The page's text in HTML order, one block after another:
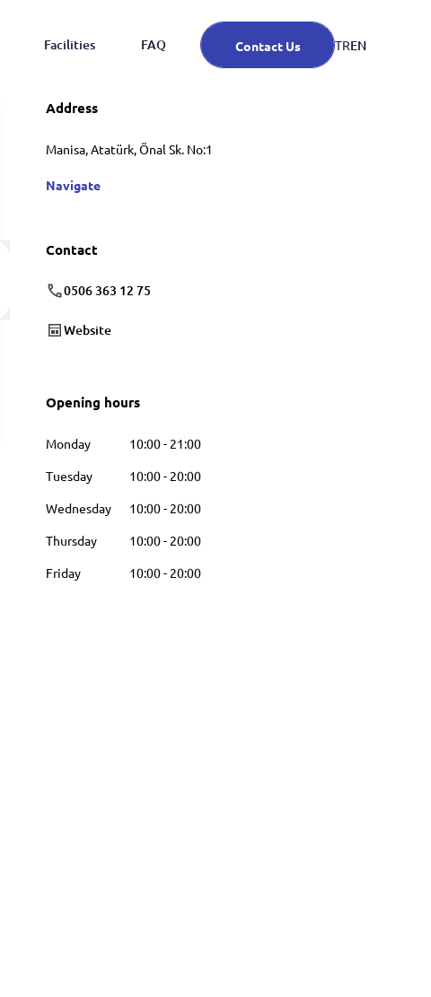
Facilities FAQ Contact Us TREN
Address
Manisa, Atatürk, Önal Sk. No:1
Navigate
Contact
0506 363 12 75
Website
Opening hours
Monday 10:00- 21:00
Tuesday
10:00- 20:00
Wednesday
10:00- 20:00
Thursday
10:00- 20:00
Friday
10:00- 20:00